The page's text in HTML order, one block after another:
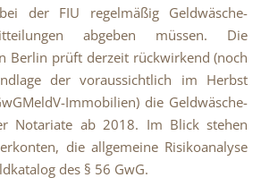
der FIU regelmäßig Geldwäsche-
abgeben müssen. Die
Berlin prüft derzeit rückwirkend (noch
der voraussichtlich im Herbst
Immobilien) die Geldwäsche-
Notariate ab 2018. Im Blick stehen
die allgemeine Risikoanalyse
des § 56 GwG.